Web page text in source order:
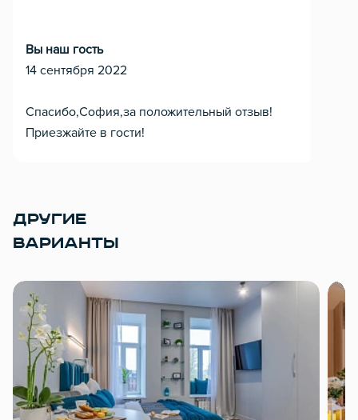
Вы наш гость
14 сентября 2022
Спасибо,София,за положительный отзыв!
Приезжайте в гости!
ДРУГИЕ
ВАРИАНТЫ